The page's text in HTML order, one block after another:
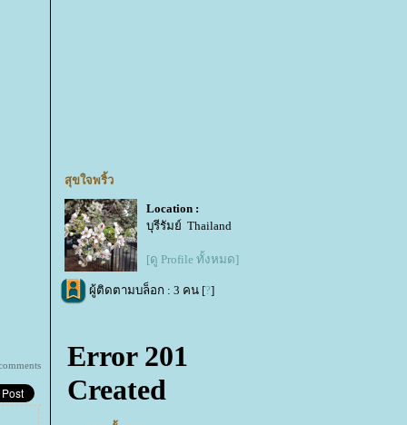
สุขใจพริ้ว
Location :
บุรีรัมย์ Thailand
[ดู Profile ทั้งหมด]
ผู้ติดตามบล็อก : 3 คน [?]